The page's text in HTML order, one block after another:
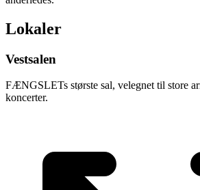
Lokaler
Vestsalen
FÆNGSLETs største sal, velegnet til store
koncerter.